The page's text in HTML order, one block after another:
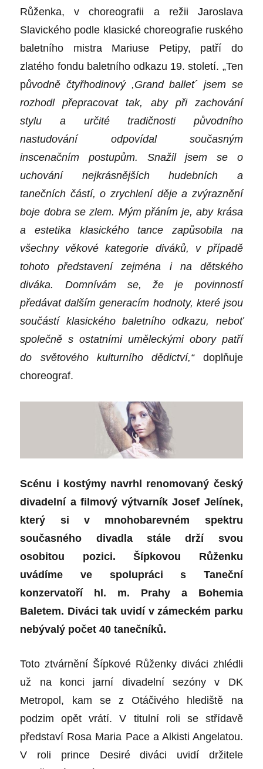
Růženka, v choreografii a režii Jaroslava
Slavického podle klasické choreografie ruského
baletního mistra Mariuse Petipy, patří do
zlatého fondu baletního odkazu 19. století. „Ten
původně čtyřhodinový ,Grand ballet´ jsem se
rozhodl přepracovat tak, aby při zachování
stylu a určité tradičnosti původního
nastudování odpovídal současným
inscenačním postupům. Snažil jsem se o
uchování nejkrásnějších hudebních a
tanečních částí, o zrychlení děje a zvýraznění
boje dobra se zlem. Mým přáním je, aby krása
a estetika klasického tance zapůsobila na
všechny věkové kategorie diváků, v případě
tohoto představení zejména i na dětského
diváka. Domnívám se, že je povinností
předávat dalším generacím hodnoty, které jsou
součástí klasického baletního odkazu, neboť
společně s ostatními uměleckými obory patří
do světového kulturního dědictví,“ doplňuje
choreograf.
Scénu i kostýmy navrhl renomovaný český
divadelní a filmový výtvarník Josef Jelínek,
který si v mnohobarevném spektru
současného divadla stále drží svou
osobitou pozici. Šípkovou Růženku
uvádíme ve spolupráci s Taneční
konzervatoří hl. m. Prahy a Bohemia
Baletem. Diváci tak uvidí v zámeckém parku
nebývalý počet 40 tanečníků.
Toto ztvárnění Šípkové Růženky diváci zhlédli
už na konci jarní divadelní sezóny v DK
Metropol, kam se z Otáčivého hlediště na
podzim opět vrátí. V titulní roli se střídavě
představí Rosa Maria Pace a Alkisti Angelatou.
V roli prince Desiré diváci uvidí držitele